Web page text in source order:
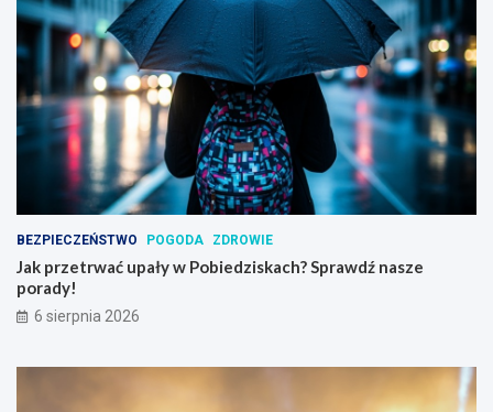
BEZPIECZEŃSTWO POGODA ZDROWIE
Jak przetrwać upały w Pobiedziskach? Sprawdź nasze
porady!
6 sierpnia 2026